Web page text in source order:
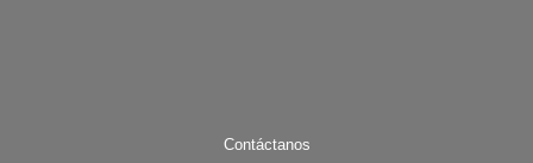
Contáctanos